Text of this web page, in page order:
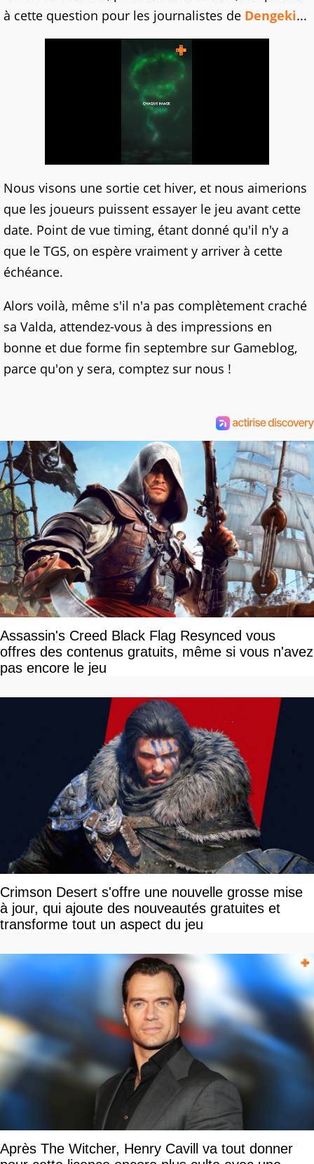
à cette question pour les journalistes de Dengeki...
Nous visons une sortie cet hiver, et nous aimerions
que les joueurs puissent essayer le jeu avant cette
date. Point de vue timing, étant donné qu'il n'y a
que le TGS, on espère vraiment y arriver à cette
échéance.
Alors voilà, même s'il n'a pas complètement craché
sa Valda, attendez-vous à des impressions en
bonne et due forme fin septembre sur Gameblog,
parce qu'on y sera, comptez sur nous !
Assassin's Creed Black Flag Resynced vous
offres des contenus gratuits, même si vous n'avez
pas encore le jeu
Crimson Desert s'offre une nouvelle grosse mise
à jour, qui ajoute des nouveautés gratuites et
transforme tout un aspect du jeu
Après The Witcher, Henry Cavill va tout donner